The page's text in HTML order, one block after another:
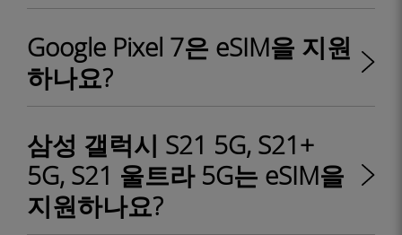
Google Pixel 7은 eSIM을 지원
하나요?
삼성 갤럭시 S21 5G, S21+
5G, S21 울트라 5G는 eSIM을
지원하나요?